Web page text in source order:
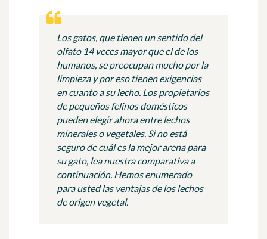
Los gatos, que tienen un sentido del
olfato 14 veces mayor que el de los
humanos, se preocupan mucho por la
limpieza y por eso tienen exigencias
en cuanto a su lecho. Los propietarios
de pequeños felinos domésticos
pueden elegir ahora entre lechos
minerales o vegetales. Si no está
seguro de cuál es la mejor arena para
su gato, lea nuestra comparativa a
continuación. Hemos enumerado
para usted las ventajas de los lechos
de origen vegetal.